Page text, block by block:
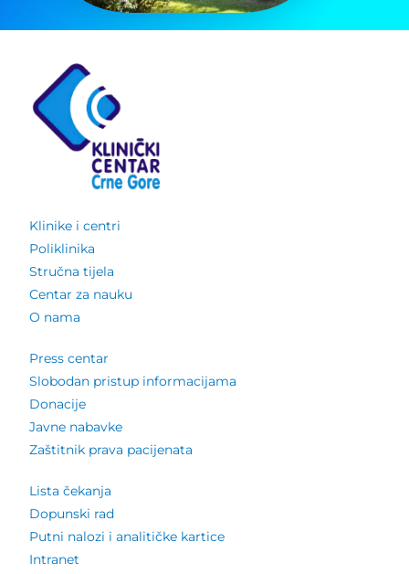
Klinike i centri
Poliklinika
Stručna tijela
Centar za nauku
O nama
Press centar
Slobodan pristup informacijama
Donacije
Javne nabavke
Zaštitnik prava pacijenata
Lista čekanja
Dopunski rad
Putni nalozi i analitičke kartice
Intranet